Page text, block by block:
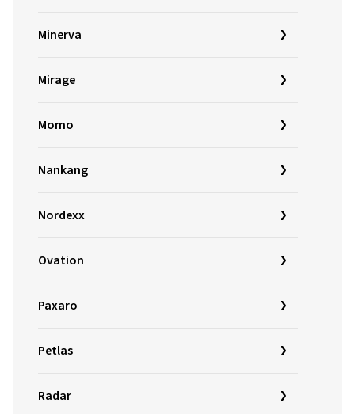
Minerva
Mirage
Momo
Nankang
Nordexx
Ovation
Paxaro
Petlas
Radar